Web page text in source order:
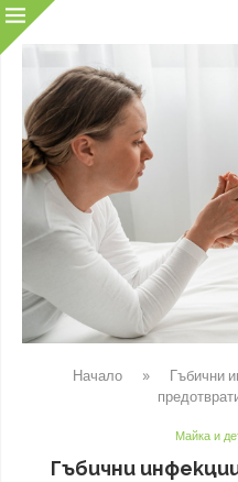
Начало »
Гъбични
Майка и
Гъбични